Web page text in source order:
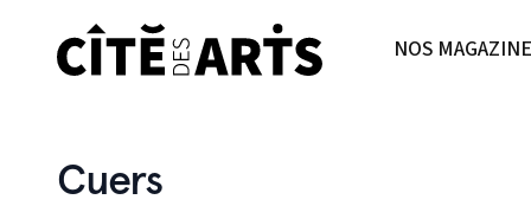
NOS
Cuers